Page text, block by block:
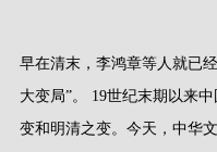
早在清末，李鸿章等人就已
大变局”。 19世纪末期以来
变和明清之变。今天，中华